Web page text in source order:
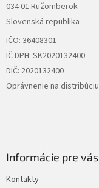
034 01 Ružomberok
Slovenská republika
IČO: 36408301
IČ DPH: SK2020132400
DIČ: 2020132400
Oprávnenie na distribúciu
Informácie pre vás
Kontakty